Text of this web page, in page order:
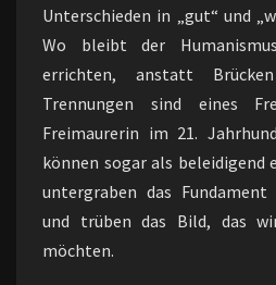
Unterschieden in „gut“ und
Wo bleibt der
errichten, anstatt
Trennungen sind eines
Freimaurerin im 21.
können sogar als beleidigend
untergraben das Fundament
und trüben das Bild, das
möchten.